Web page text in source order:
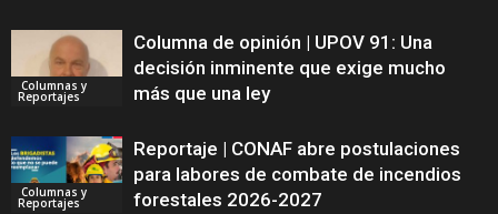
Columnas y
Reportajes
Columna de opinión | UPOV 91: Una
decisión inminente que exige mucho
más que una ley
Columnas y
Reportajes
Reportaje | CONAF abre postulaciones
para labores de combate de incendios
forestales 2026-2027